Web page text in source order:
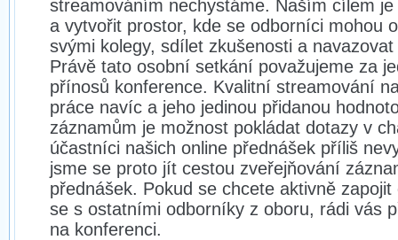
streamováním nechystáme. Naším cílem
a vytvořit prostor, kde se odborníci mohou
svými kolegy, sdílet zkušenosti a
Právě tato osobní setkání považujeme za
přínosů konference. Kvalitní streamování
práce navíc a jeho jedinou přidanou
záznamům je možnost pokládat dotazy v
účastníci našich online přednášek příliš
jsme se proto jít cestou zveřejňování
přednášek. Pokud se chcete aktivně
se s ostatními odborníky z oboru, rádi vás
na konferenci.